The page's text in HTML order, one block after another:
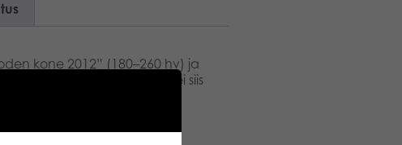
kone 2012” (180–260 hv) ja
2012” -tunnustuksilla – ei siis